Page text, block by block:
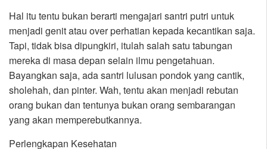
Hal itu tentu bukan berarti mengajari santri putri untuk
menjadi genit atau over perhatian kepada kecantikan saja.
Tapi, tidak bisa dipungkiri, itulah salah satu tabungan
mereka di masa depan selain ilmu pengetahuan.
Bayangkan saja, ada santri lulusan pondok yang cantik,
sholehah, dan pinter. Wah, tentu akan menjadi rebutan
orang bukan dan tentunya bukan orang sembarangan
yang akan memperebutkannya.
Perlengkapan Kesehatan